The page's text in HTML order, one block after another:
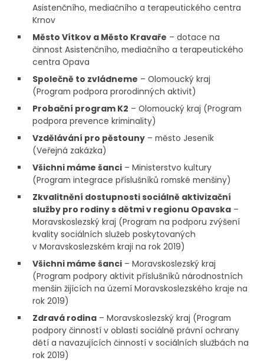
Asistenčního, mediačního a terapeutického centra
Krnov
Město Vítkov a Město Kravaře – dotace na
činnost Asistenčního, mediačního a terapeutického
centra Opava
Společně to zvládneme – Olomoucký kraj
(Program podpora prorodinných aktivit)
Probační program K2 – Olomoucký kraj (Program
podpora prevence kriminality)
Vzdělávání pro pěstouny – město Jeseník
(Veřejná zakázka)
Všichni máme šanci – Ministerstvo kultury
(Program integrace příslušníků romské menšiny)
Zkvalitnění dostupnosti sociálně aktivizační
služby pro rodiny s dětmi v regionu Opavska –
Moravskoslezský kraj (Program na podporu zvýšení
kvality sociálních služeb poskytovaných
v Moravskoslezském kraji na rok 2019)
Všichni máme šanci – Moravskoslezský kraj
(Program podpory aktivit příslušníků národnostních
menšin žijících na území Moravskoslezského kraje na
rok 2019)
Zdravá rodina – Moravskoslezský kraj (Program
podpory činností v oblasti sociálně právní ochrany
dětí a navazujících činností v sociálních službách na
rok 2019)